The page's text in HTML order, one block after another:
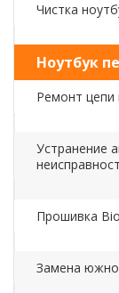
Чистка
Ноутбук
Ремонт цепи
Устранение
Прошивка
Замена